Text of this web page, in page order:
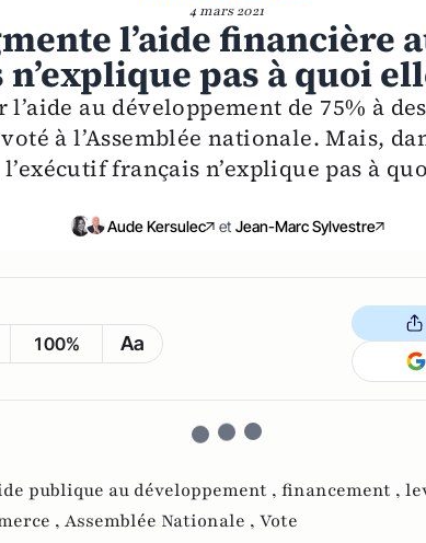
4 mars 2021
l’aide financière
pas à quoi
l’aide au développement de 75% à
à l’Assemblée nationale. Mais,
français n’explique pas à
Aude Kersulec et Jean-Marc Sylvestre
100% Aa
publique au développement , financement ,
, Assemblée Nationale , Vote